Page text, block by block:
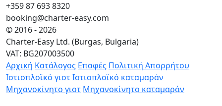
+359 87 693 8320
booking@charter-easy.com
© 2016 - 2026
Charter-Easy Ltd. (Burgas, Bulgaria)
VAT: BG207003500
Αρχική Κατάλογος Επαφές Πολιτική Απορρήτου
Ιστιοπλοϊκό γιοτΙστιοπλοϊκό καταμαράν
Μηχανοκίνητο γιοτ Μηχανοκίνητο καταμαράν